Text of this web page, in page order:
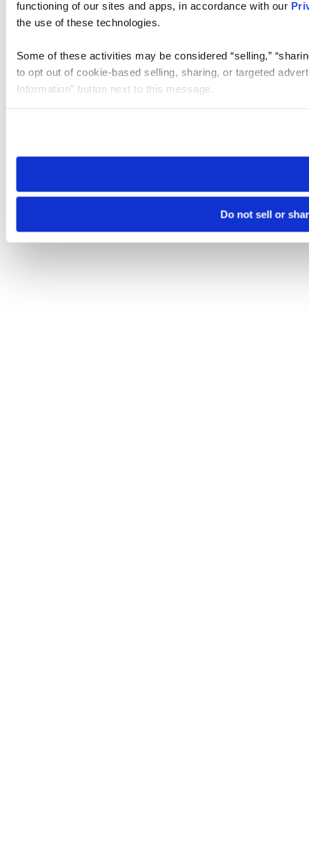
functioning of our sites and apps, in accordance with our
the use of these technologies.
Some of these activities may be considered “selling,”
to opt out of cookie-based selling, sharing, or targeted
Information” button next to this message.
need to be set again.
Do not sell or